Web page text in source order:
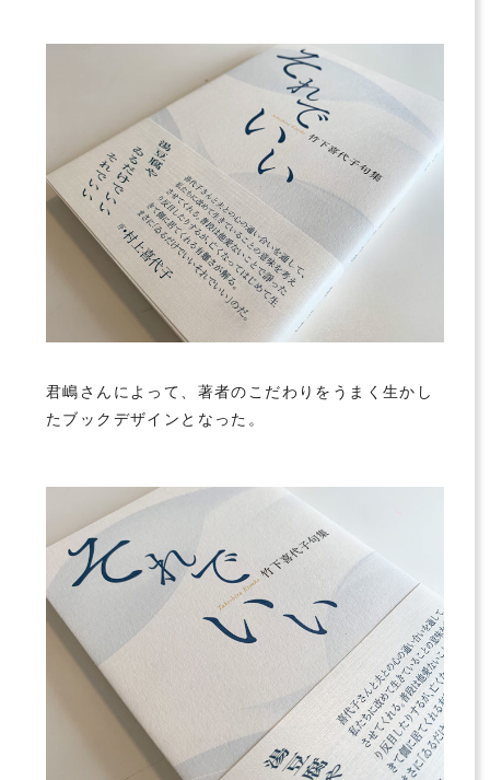
君嶋さんによって、著者のこだわりをうまく生かし
たブックデザインとなった。